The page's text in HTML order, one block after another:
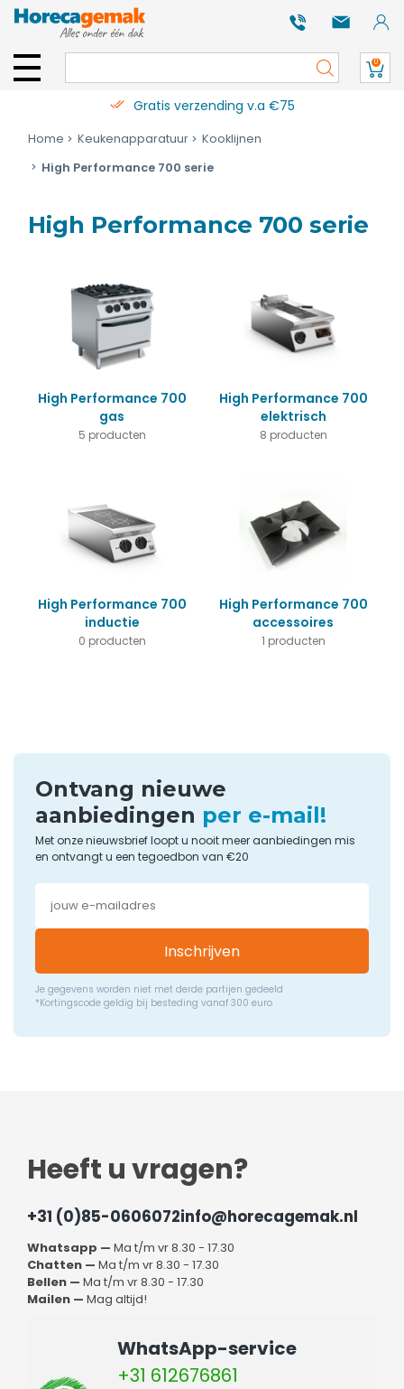
0
Gratis verzending v.a €75
Home Keukenapparatuur
Kooklijnen
High Performance 700 serie
High Performance 700 serie
High Performance 700
gas
5 producten
High Performance 700
elektrisch
8 producten
High Performance 700
inductie
0 producten
High Performance 700
accessoires
1 producten
Ontvang nieuwe
aanbiedingen per e-mail!
Met onze nieuwsbrief loopt u nooit meer aanbiedingen mis
en ontvangt u een tegoedbon van €20
Inschrijven
Je gegevens worden niet met derde partijen gedeeld
*Kortingscode geldig bij besteding vanaf 300 euro
Heeft u vragen?
+31 (0)85-0606072info@horecagemak.nl
Whatsapp — Ma t/m vr 8.30 - 17.30
Chatten — Ma t/m vr 8.30 - 17.30
Bellen — Ma t/m vr 8.30 - 17.30
Mailen — Mag altijd!
WhatsApp-service
+31 612676861